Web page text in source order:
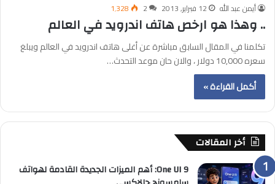
أيمن عبد الله 12 فبراير, 2013 2 1٬328
.. وهذا هو ارخص هاتف اندرويد في العالم
تكلمنا في المقال السابق مباشرة عن أغلى هاتف اندرويد في العالم ويبلغ
سعره 10,000 دولار ، والان حان موعد التحدث…
أكمل القراءة »
أخر المقالات
One UI 9: أهم الميزات الجديدة القادمة لهواتف